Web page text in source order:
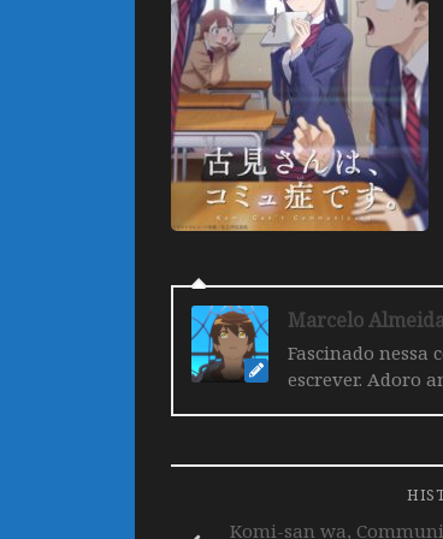
Marcelo
Fascinado
escrever. Adoro
Komi-san wa,